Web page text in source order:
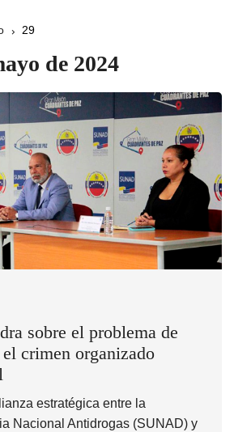
29
de 2024
sobre el problema de
crimen organizado
estratégica entre la
Nacional Antidrogas (SUNAD) y